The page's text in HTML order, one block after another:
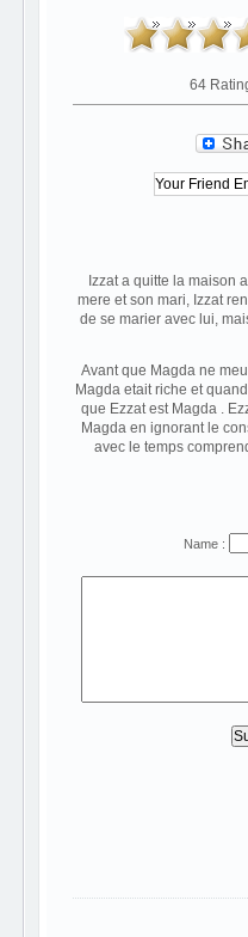
64
Izzat a quitte la maison
mere et son mari, Izzat
de se marier avec lui,
Avant que Magda ne
Magda etait riche et
que Ezzat est Magda .
Magda en ignorant le
avec le temps
Name :